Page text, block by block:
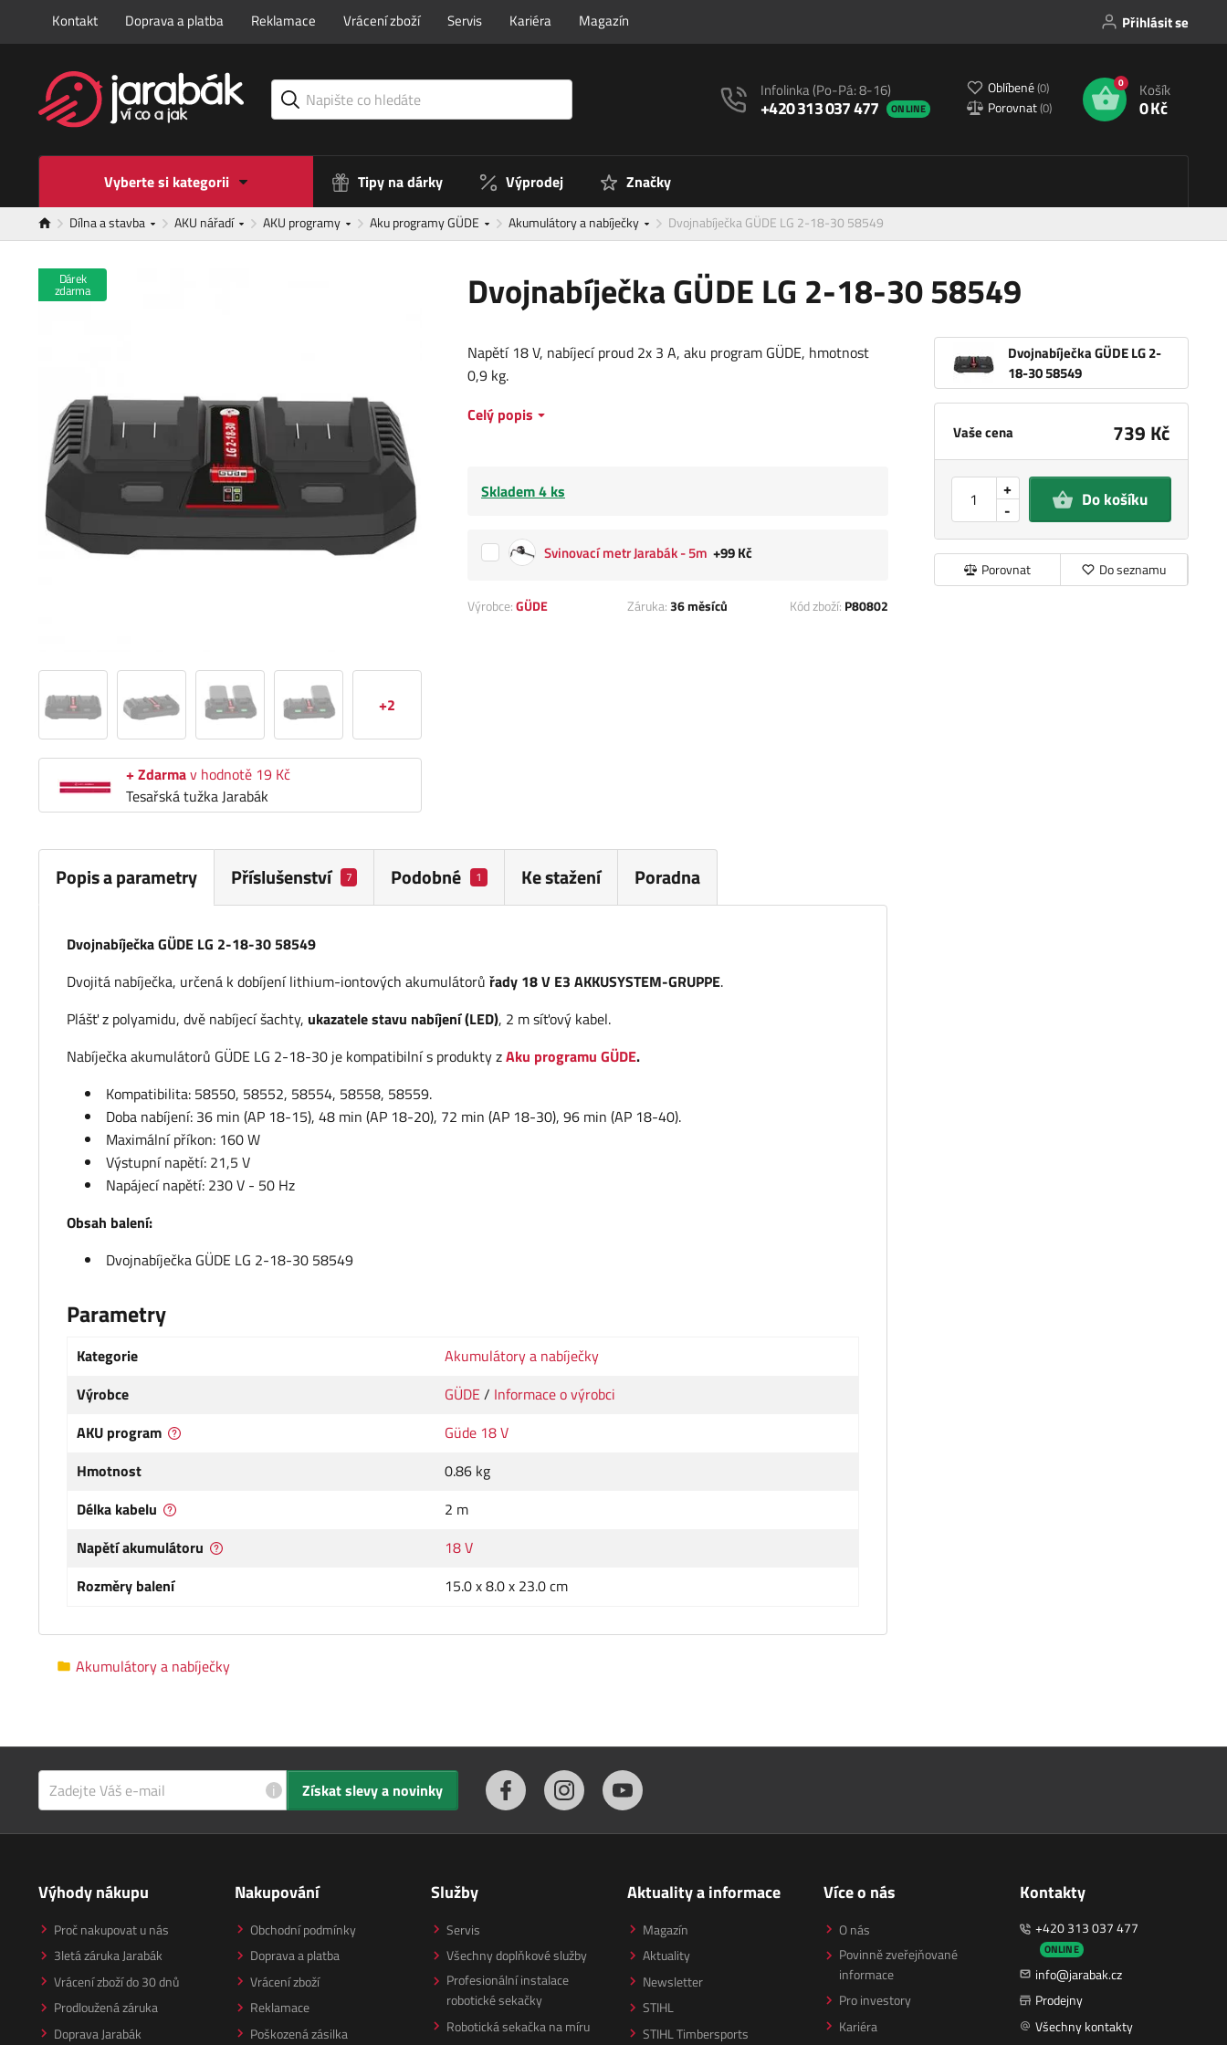
Kontakt Doprava a platba Reklamace Vrácení zboží Servis Kariéra Magazín Přihlásit se
Infolinka(Po-Pá: 8-16)
+420 313 037 477 ONLINE
Oblíbené(0)
Porovnat(0)
0 Košík
0 Kč
Vyberte si kategorii Tipy na dárky Výprodej Značky
Dílna a stavba AKU nářadí AKU programy Aku programy GÜDE Akumulátory a nabíječky Dvojnabíječka GÜDE LG 2-18-30 58549
Dvojnabíječka GÜDE LG 2-18-30 58549
Dárek
zdarma
+2
+ Zdarmav hodnotě 19 Kč
Tesařská tužka Jarabák
Dvojnabíječka GÜDE LG 2-
18-30 58549
Vaše cena 739 Kč
-
+ Do košíku
Porovnat Do seznamu
Napětí 18 V, nabíjecí proud 2x 3 A, aku program GÜDE, hmotnost
0,9 kg.
Celý popis
Skladem 4 ks
Svinovací metr Jarabák - 5m +99 Kč
Výrobce:GÜDE Záruka:36 měsíců Kód zboží: P80802
Popis a parametry Příslušenství 7 Podobné 1 Ke stažení Poradna
Dvojnabíječka GÜDE LG 2-18-30 58549
Dvojitá nabíječka, určená k dobíjení lithium-iontových akumulátorů řady 18 V E3 AKKUSYSTEM-GRUPPE.
Plášť z polyamidu, dvě nabíjecí šachty, ukazatele stavu nabíjení (LED), 2 m síťový kabel.
Nabíječka akumulátorů GÜDE LG 2-18-30 je kompatibilní s produkty zAku programu GÜDE.
Kompatibilita: 58550, 58552, 58554, 58558, 58559.
Doba nabíjení: 36 min (AP 18-15), 48 min (AP 18-20), 72 min (AP 18-30), 96 min (AP 18-40).
Maximální příkon: 160 W
Výstupní napětí: 21,5 V
Napájecí napětí: 230 V - 50 Hz
Obsah balení:
Dvojnabíječka GÜDE LG 2-18-30 58549
Parametry
Kategorie
Akumulátory a nabíječky
Výrobce
GÜDE / Informace o výrobci
AKU program
Güde 18 V
Hmotnost
0.86 kg
Délka kabelu
2 m
Napětí akumulátoru
18 V
Rozměry balení
15.0 x 8.0 x 23.0 cm
Akumulátory a nabíječky
i Získat slevy a novinky
Výhody nákupu
Proč nakupovat u nás
3letá záruka Jarabák
Vrácení zboží do 30 dnů
Prodloužená záruka
Doprava Jarabák
Nakupování
Obchodní podmínky
Doprava a platba
Vrácení zboží
Reklamace
Poškozená zásilka
Služby
Servis
Všechny doplňkové služby
Profesionální instalace
robotické sekačky
Robotická sekačka na míru
Aktuality a informace
Magazín
Aktuality
Newsletter
STIHL
STIHL Timbersports
Více o nás
O nás
Povinně zveřejňované
informace
Pro investory
Kariéra
Kontakty
+420 313 037 477
ONLINE
info@jarabak.cz
Prodejny
Všechny kontakty